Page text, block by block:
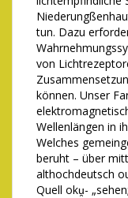
tun. Dazu
von
können. Unser
Wellenlängen in
Welches
beruht – über
althochdeutsch
Quell oku̯-